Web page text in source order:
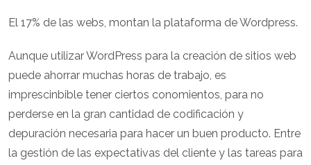
El 17% de las webs, montan la plataforma de Wordpress.
Aunque utilizar WordPress para la creación de sitios web
puede ahorrar muchas horas de trabajo, es
imprescinbible tener ciertos conomientos, para no
perderse en la gran cantidad de codificación y
depuración necesaria para hacer un buen producto. Entre
la gestión de las expectativas del cliente y las tareas para